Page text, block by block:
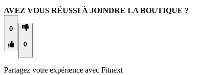
AVEZ VOUS RÉUSSI À JOINDRE LA BOUTIQUE ?
0
0
Partagez votre expérience avec Fitnext